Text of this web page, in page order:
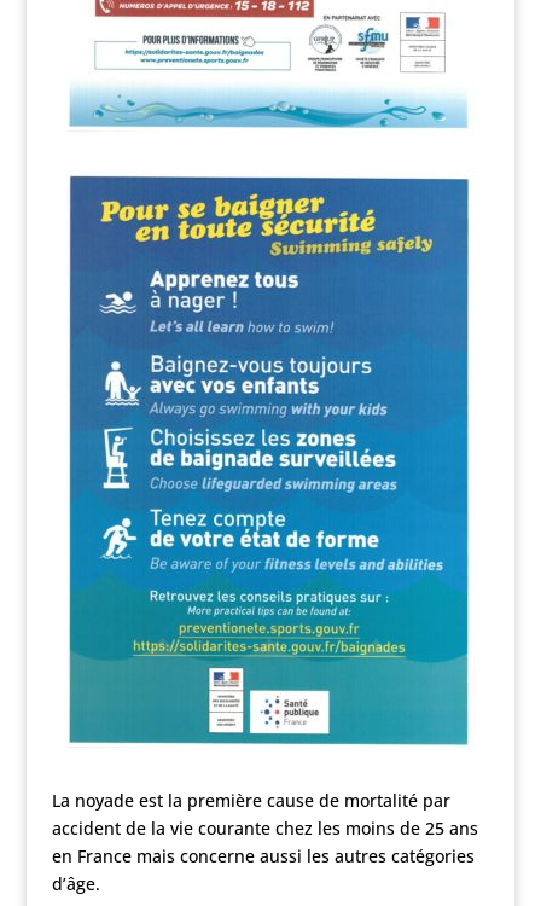
La noyade est la première cause de mortalité par
accident de la vie courante chez les moins de 25 ans
en France mais concerne aussi les autres catégories
d’âge.